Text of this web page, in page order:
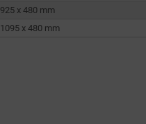
925 x 480 mm
1095 x 480 mm